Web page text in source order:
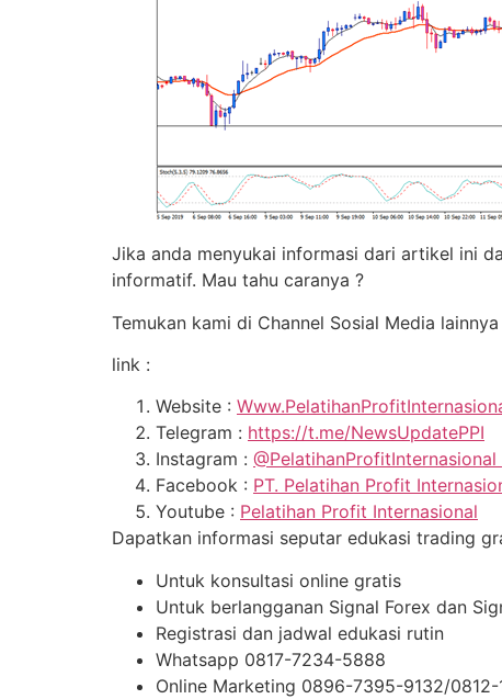
Jika anda menyukai informasi dari artikel ini
informatif. Mau tahu caranya ?
Temukan kami di Channel Sosial Media lainnya
link :
Website :
Telegram : https://t.me/NewsUpdatePPI
Instagram : @PelatihanProfitInternasional
Facebook : PT. Pelatihan Profit
Youtube : Pelatihan Profit Internasional
Dapatkan informasi seputar edukasi trading
Untuk konsultasi online gratis
Untuk berlangganan Signal Forex dan
Registrasi dan jadwal edukasi rutin
Whatsapp 0817-7234-5888
Online Marketing 0896-7395-9132/0812-